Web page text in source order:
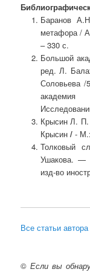
Баранов
метафора /
– 330 с.
Большой
ред. Л.
Соловьева /
академия
Крысин Л. П.
Крысин /- М.:
Толковый
Ушакова. —
изд-во
Все статьи
© Если вы